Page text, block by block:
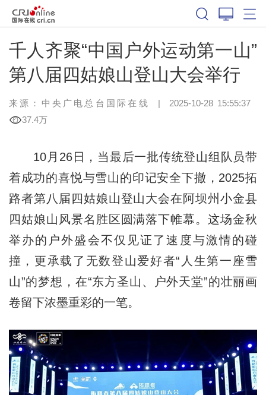
千人齐聚“中国户外运动第一山”
第八届四姑娘山登山大会举行
来源：中央广电总台国际在线 | 2025-10-28 15:55:37
37.4万
10月26日，当最后一批传统登山组队员带
着成功的喜悦与雪山的印记安全下撤，2025拓
路者第八届四姑娘山登山大会在阿坝州小金县
四姑娘山风景名胜区圆满落下帷幕。这场金秋
举办的户外盛会不仅见证了速度与激情的碰
撞，更承载了无数登山爱好者“人生第一座雪
山”的梦想，在“东方圣山、户外天堂”的壮丽画
卷留下浓墨重彩的一笔。